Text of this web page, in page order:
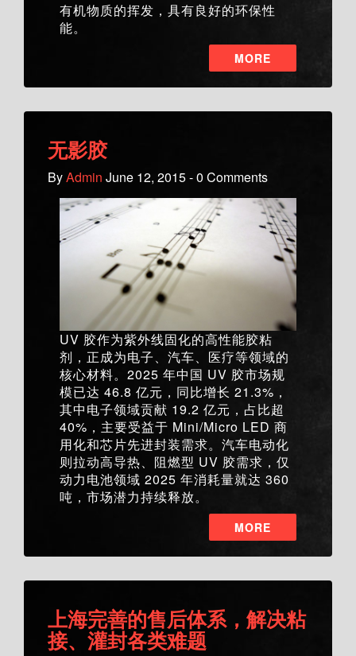
有机物质的挥发，具有良好的环保性
能。
MORE
无影胶
ByAdmin June 12, 2015 - 0 Comments
UV 胶作为紫外线固化的高性能胶粘
剂，正成为电子、汽车、医疗等领域的
核心材料。2025 年中国 UV 胶市场规
模已达 46.8 亿元，同比增长 21.3%，
其中电子领域贡献 19.2 亿元，占比超
40%，主要受益于 Mini/Micro LED 商
用化和芯片先进封装需求。汽车电动化
则拉动高导热、阻燃型 UV 胶需求，仅
动力电池领域 2025 年消耗量就达 360
吨，市场潜力持续释放。
MORE
上海完善的售后体系，解决粘
接、灌封各类难题